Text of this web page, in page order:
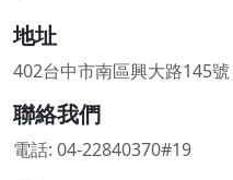
地址
402台中市南區興大路145
聯絡我們
電話: 04-22840370#19